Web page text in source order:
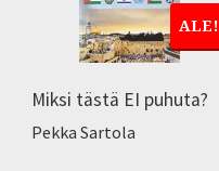
ALE!
Miksi tästä EI puhuta?
Pekka Sartola